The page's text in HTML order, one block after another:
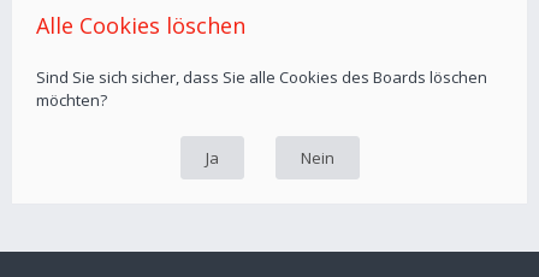
Alle Cookies löschen
Sind Sie sich sicher, dass Sie alle Cookies des Boards löschen
möchten?